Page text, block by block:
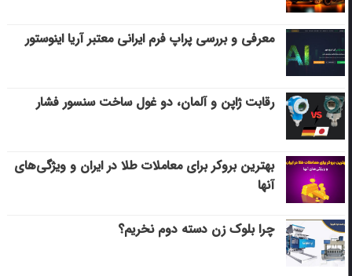
معرفی و بررسی پراپ فرم ایرانی معتبر آریا اینوستور
رقابت ژاپن و آلمان، دو غول ساخت سنسور فشار
بهترین بروکر برای معاملات طلا در ایران و ویژگی‌های
آنها
چرا بلوک زن دسته دوم نخریم؟